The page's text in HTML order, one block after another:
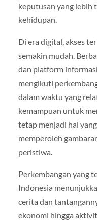
keputusan yang lebih
kehidupan.
Di era digital, akses
semakin mudah.
dan platform
mengikuti
dalam waktu yang
kemampuan untuk
tetap menjadi hal
memperoleh
peristiwa.
Perkembangan yang
Indonesia
cerita dan
ekonomi hingga